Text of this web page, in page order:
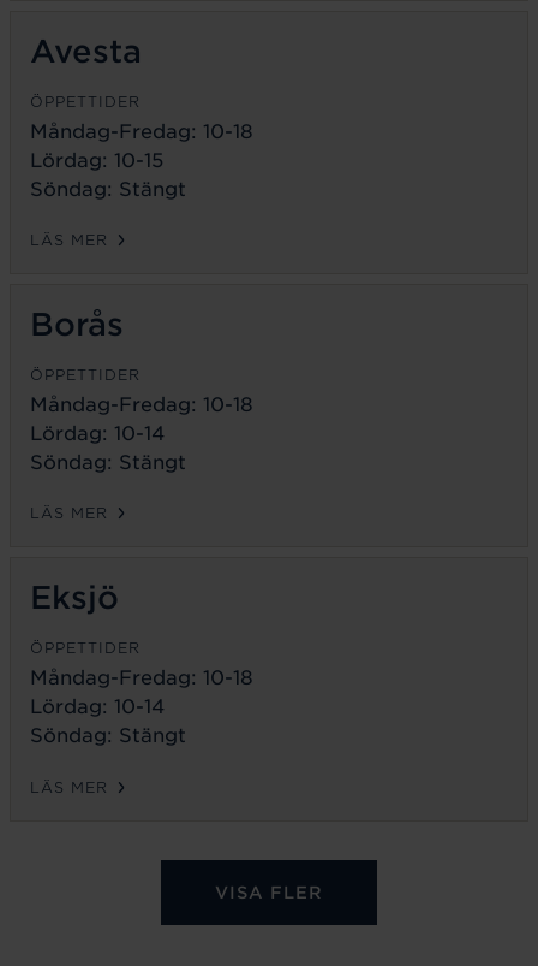
Avesta
ÖPPETTIDER
Måndag-Fredag: 10-18
Lördag: 10-15
Söndag: Stängt
LÄS MER
Borås
ÖPPETTIDER
Måndag-Fredag: 10-18
Lördag: 10-14
Söndag: Stängt
LÄS MER
Eksjö
ÖPPETTIDER
Måndag-Fredag: 10-18
Lördag: 10-14
Söndag: Stängt
LÄS MER
VISA FLER